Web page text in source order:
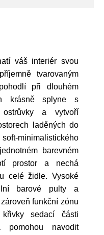
váš interiér svou
tvarovaným
při dlouhém
krásně splyne s
ostrůvky a vytvoří
laděných do
minimalistického
barevném
prostor a nechá
celé židle. Vysoké
barové pulty a
funkční zónu
sedací části
navodit